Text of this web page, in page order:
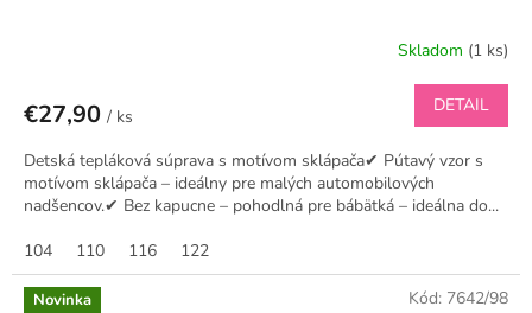
Skladom (1 ks)
€27,90 / ks
DETAIL
Detská tepláková súprava s motívom sklápača✔ Pútavý vzor s
motívom sklápača – ideálny pre malých automobilových
nadšencov.✔ Bez kapucne – pohodlná pre bábätká – ideálna do...
104
110 116 122
Novinka Kód: 7642/98